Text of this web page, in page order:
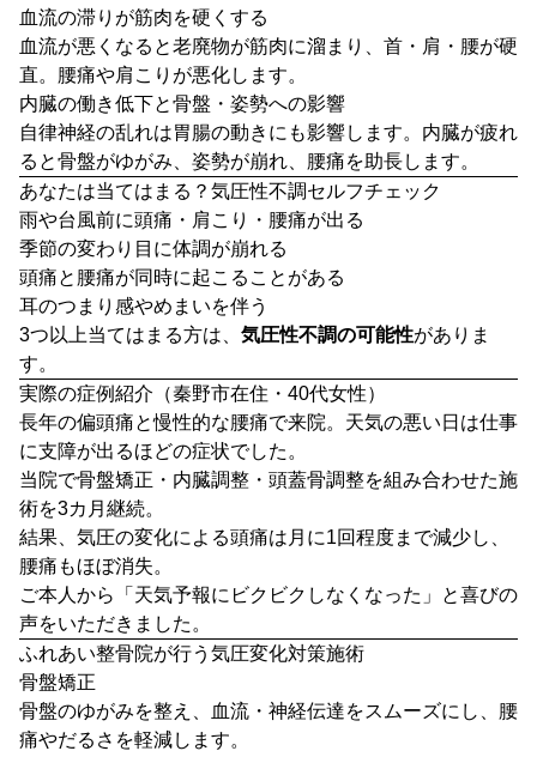
血流の滞りが筋肉を硬くする
血流が悪くなると老廃物が筋肉に溜まり、首・肩・腰が硬
直。腰痛や肩こりが悪化します。
内臓の働き低下と骨盤・姿勢への影響
自律神経の乱れは胃腸の動きにも影響します。内臓が疲れ
ると骨盤がゆがみ、姿勢が崩れ、腰痛を助長します。
あなたは当てはまる？気圧性不調セルフチェック
雨や台風前に頭痛・肩こり・腰痛が出る
季節の変わり目に体調が崩れる
頭痛と腰痛が同時に起こることがある
耳のつまり感やめまいを伴う
3つ以上当てはまる方は、 気圧性不調の可能性がありま
す。
実際の症例紹介（秦野市在住・40代女性）
長年の偏頭痛と慢性的な腰痛で来院。天気の悪い日は仕事
に支障が出るほどの症状でした。
当院で骨盤矯正・内臓調整・頭蓋骨調整を組み合わせた施
術を3カ月継続。
結果、気圧の変化による頭痛は月に1回程度まで減少し、
腰痛もほぼ消失。
ご本人から「天気予報にビクビクしなくなった」と喜びの
声をいただきました。
ふれあい整骨院が行う気圧変化対策施術
骨盤矯正
骨盤のゆがみを整え、血流・神経伝達をスムーズにし、腰
痛やだるさを軽減します。